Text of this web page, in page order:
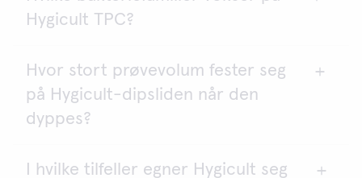
sannsynligvis hardhendt håndtering under
Hygicult TPC?
TPC er dekket av TPC (Total Plate Count)-agar,
som stimulerer hurtig vekst av de vanligste
formene for bakterier og mugg. Det er ikke utført
forstå at TPC ikke er beregnet for påvisning av
Hvor stort prøvevolum fester seg
på Hygicult-dipsliden når den
dyppes?
Volumet er anslått til 40 til 50 μl per slide.
I hvilke tilfeller egner Hygicult seg